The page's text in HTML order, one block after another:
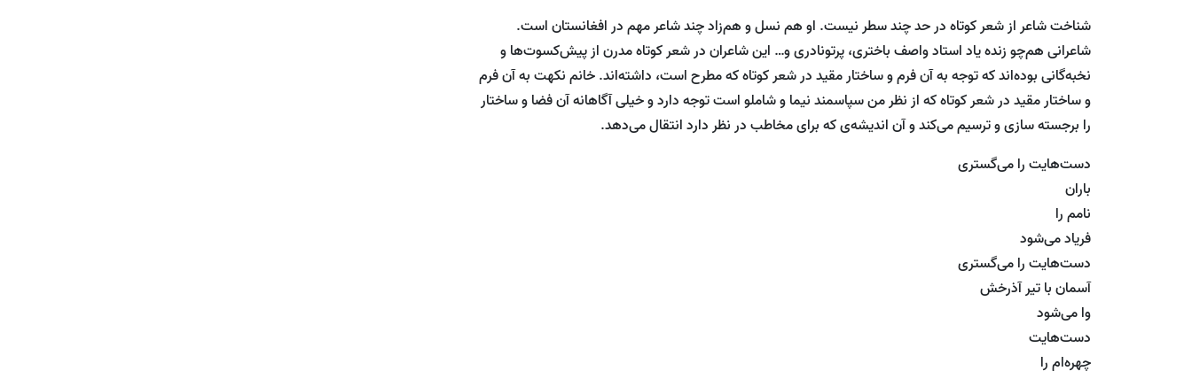
شناخت شاعر از شعر کوتاه در حد چند سطر نیست. او هم نسل و هم‌زاد چند شاعر مهم در افغانستان است.
شاعرانی هم‌چو زنده یاد استاد واصف باختری، پرتونادری و… این شاعران در شعر کوتاه مدرن از پیش‌کسوت‌ها و
نخبه‌گانی بوده‌اند که توجه به آن فرم و ساختار مقید در شعر کوتاه که مطرح است، داشته‌اند. خانم نکهت به آن فرم
و ساختار مقید در شعر کوتاه که از نظر من سپاسمند نیما و شاملو است توجه دارد و خیلی آگاهانه آن فضا و ساختار
را برجسته سازی و ترسیم می‌کند و آن اندیشه‌ی که برای مخاطب در نظر دارد انتقال می‌دهد.
دست‌هایت را می‌گستری
باران
نامم را
فریاد می‌شود
دست‌هایت را می‌گستری
آسمان با تیر آذرخش
وا می‌شود
دست‌هایت
چهره‌ام را